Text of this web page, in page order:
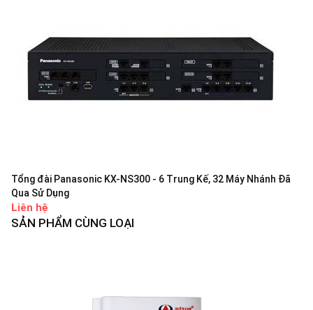
Tổng đài Panasonic KX-NS300 - 6 Trung Kế, 32 Máy Nhánh Đã
Qua Sử Dụng
Liên hệ
SẢN PHẨM CÙNG LOẠI